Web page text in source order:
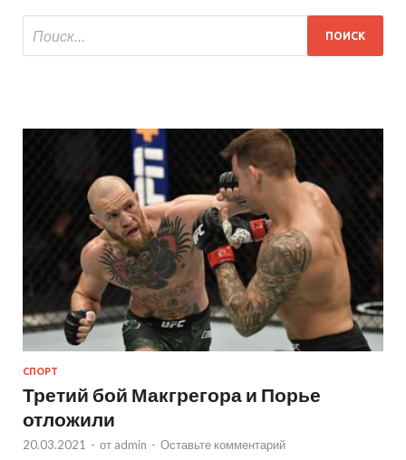
СПОРТ
Третий бой Макгрегора и Порье
отложили
20.03.2021 - от admin - Оставьте комментарий